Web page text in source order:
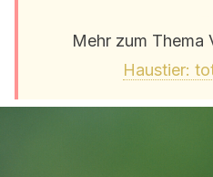
Mehr zum Thema
Haustier: